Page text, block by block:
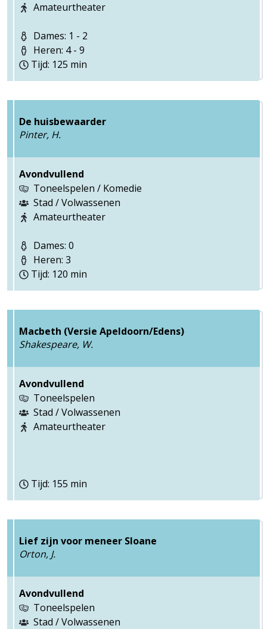
Amateurtheater
Dames: 1 - 2
Heren: 4 - 9
Tijd: 125 min
De huisbewaarder
Pinter, H.
Avondvullend
Toneelspelen / Komedie
Stad / Volwassenen
Amateurtheater
Dames: 0
Heren: 3
Tijd: 120 min
Macbeth (Versie Apeldoorn/Edens)
Shakespeare, W.
Avondvullend
Toneelspelen
Stad / Volwassenen
Amateurtheater
Tijd: 155 min
Lief zijn voor meneer Sloane
Orton, J.
Avondvullend
Toneelspelen
Stad / Volwassenen